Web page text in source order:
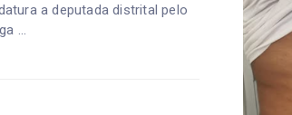
a deputada distrital pelo
...